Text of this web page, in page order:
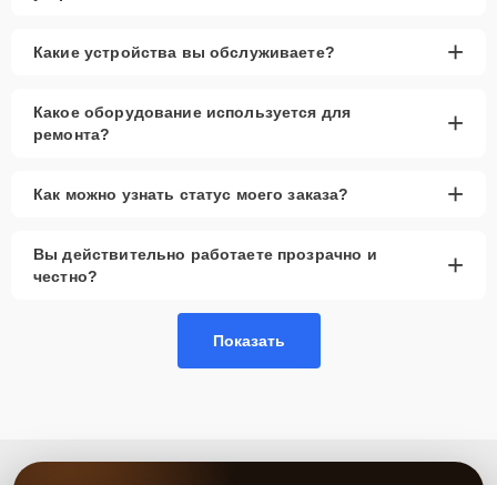
Какие устройства вы обслуживаете? +
Какое оборудование используется для
ремонта?
+
Как можно узнать статус моего заказа? +
Вы действительно работаете прозрачно и
честно?
+
Показать